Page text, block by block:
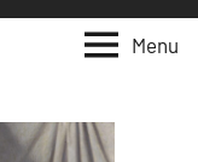
Menu